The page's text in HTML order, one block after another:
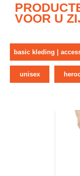
VOOR U
basic kleding |
unisex